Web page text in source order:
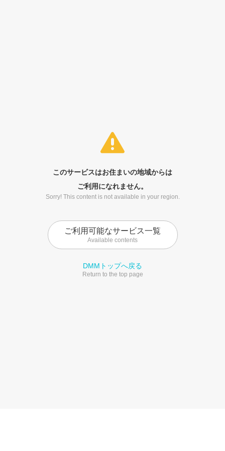
このサービスはお住まいの地域からは
ご利用になれません。
Sorry! This content is not available in your region.
ご利用可能なサービス一覧
Available contents
DMMトップへ戻る
Return to the top page